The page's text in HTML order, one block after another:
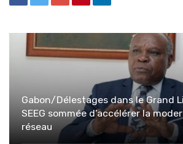
Gabon/Délestages dans le Grand
SEEG sommée d’accélérer la
réseau